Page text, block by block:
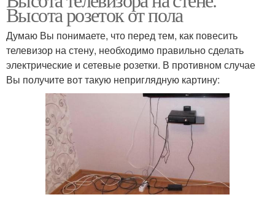
Высота розеток от пола
Думаю Вы понимаете, что перед тем, как повесить
телевизор на стену, необходимо правильно сделать
электрические и сетевые розетки. В противном случае
Вы получите вот такую неприглядную картину: